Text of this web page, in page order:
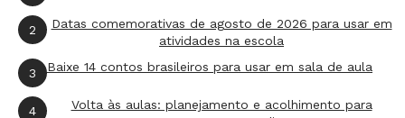
2
Datas comemorativas de agosto de 2026 para usar em
atividades na escola
3 Baixe 14 contos brasileiros para usar em sala de aula
4
Volta às aulas: planejamento e acolhimento para